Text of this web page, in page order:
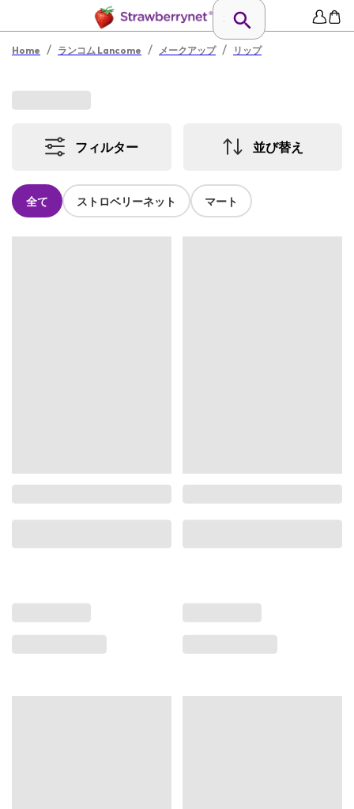
Home / ランコム Lancome / メークアップ / リップ
フィルター 並び替え
全て ストロベリーネット マート